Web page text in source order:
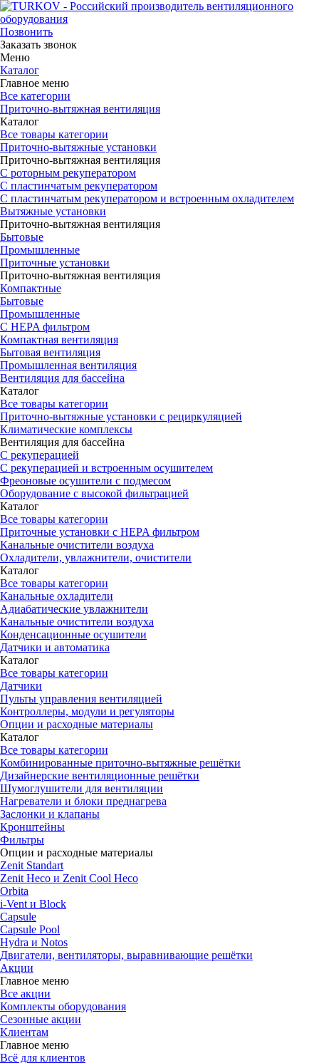
Позвонить
Заказать звонок
Меню
Каталог
Главное меню
Все категории
Приточно-вытяжная вентиляция
Каталог
Все товары категории
Приточно-вытяжные установки
Приточно-вытяжная вентиляция
С роторным рекуператором
С пластинчатым рекуператором
С пластинчатым рекуператором и встроенным охладителем
Вытяжные установки
Приточно-вытяжная вентиляция
Бытовые
Промышленные
Приточные установки
Приточно-вытяжная вентиляция
Компактные
Бытовые
Промышленные
С HEPA фильтром
Компактная вентиляция
Бытовая вентиляция
Промышленная вентиляция
Вентиляция для бассейна
Каталог
Все товары категории
Приточно-вытяжные установки с рециркуляцией
Климатические комплексы
Вентиляция для бассейна
С рекуперацией
С рекуперацией и встроенным осушителем
Фреоновые осушители с подмесом
Оборудование с высокой фильтрацией
Каталог
Все товары категории
Приточные установки c HEPA фильтром
Канальные очистители воздуха
Охладители, увлажнители, очистители
Каталог
Все товары категории
Канальные охладители
Адиабатические увлажнители
Канальные очистители воздуха
Конденсационные осушители
Датчики и автоматика
Каталог
Все товары категории
Датчики
Пульты управления вентиляцией
Контроллеры, модули и регуляторы
Опции и расходные материалы
Каталог
Все товары категории
Комбинированные приточно-вытяжные решётки
Дизайнерские вентиляционные решётки
Шумоглушители для вентиляции
Нагреватели и блоки преднагрева
Заслонки и клапаны
Кронштейны
Фильтры
Опции и расходные материалы
Zenit Standart
Zenit Heco и Zenit Cool Heco
Orbita
i-Vent и Block
Capsule
Capsule Pool
Hydra и Notos
Двигатели, вентиляторы, выравнивающие решётки
Акции
Главное меню
Все акции
Комплекты оборудования
Сезонные акции
Клиентам
Главное меню
Всё для клиентов